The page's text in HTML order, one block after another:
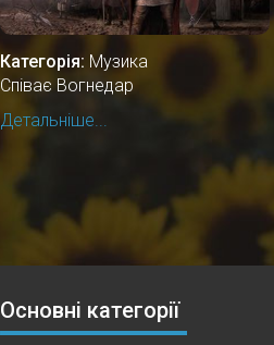
Категорія: Музика
Співає Вогнедар
Детальніше...
Основні категорії